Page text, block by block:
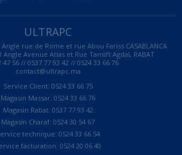
ULTRAPC
rue de Rome et rue Abou Fariss CASABLANCA
Angle Avenue Atlas et Rue Tansift Agdal, RABAT
47 56 // 0537 77 93 42 // 0524 33 66 76
contact@ultrapc.ma
Service Client: 0524 33 66 75
Magasin Massar: 0524 33 66 76
Magasin Rabat: 0537 77 93 42
Magasin Charaf: 0524 30 54 67
technique: 0524 33 66 54
facturation: 0524 20 06 40